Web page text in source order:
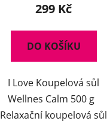
299 Kč
DO KOŠÍKU
I Love Koupelová sůl
Wellnes Calm 500 g
Relaxační koupelová sůl